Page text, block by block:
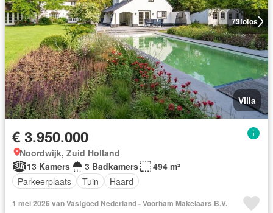
73fotos
Villa
€ 3.950.000
Noordwijk, Zuid Holland
13 Kamers
3 Badkamers
494 m²
Parkeerplaats
Tuin Haard
1 mei 2026 van Vastgoed Nederland - Voorham Makelaars B.V.